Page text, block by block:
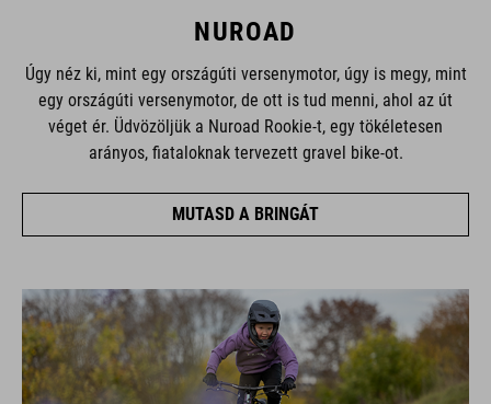
NUROAD
Úgy néz ki, mint egy országúti versenymotor, úgy is megy, mint
egy országúti versenymotor, de ott is tud menni, ahol az út
véget ér. Üdvözöljük a Nuroad Rookie-t, egy tökéletesen
arányos, fiataloknak tervezett gravel bike-ot.
MUTASD A BRINGÁT